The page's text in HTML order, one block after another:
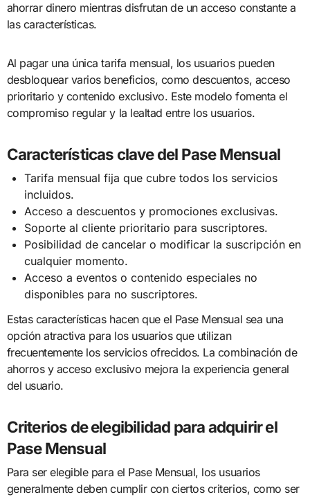
ahorrar dinero mientras disfrutan de un acceso constante a
las características.
Al pagar una única tarifa mensual, los usuarios pueden
desbloquear varios beneficios, como descuentos, acceso
prioritario y contenido exclusivo. Este modelo fomenta el
compromiso regular y la lealtad entre los usuarios.
Características clave del Pase Mensual
Tarifa mensual fija que cubre todos los servicios
incluidos.
Acceso a descuentos y promociones exclusivas.
Soporte al cliente prioritario para suscriptores.
Posibilidad de cancelar o modificar la suscripción en
cualquier momento.
Acceso a eventos o contenido especiales no
disponibles para no suscriptores.
Estas características hacen que el Pase Mensual sea una
opción atractiva para los usuarios que utilizan
frecuentemente los servicios ofrecidos. La combinación de
ahorros y acceso exclusivo mejora la experiencia general
del usuario.
Criterios de elegibilidad para adquirir el
Pase Mensual
Para ser elegible para el Pase Mensual, los usuarios
generalmente deben cumplir con ciertos criterios, como ser